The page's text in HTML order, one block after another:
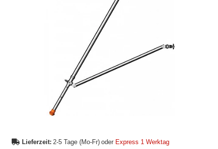
Lieferzeit: 2-5 Tage (Mo-Fr) oder Express 1 Werktag